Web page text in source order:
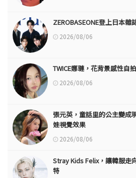
ZEROBASEONE登上日本
2026/08/06
TWICE娜璉，花背景感性自
2026/08/06
張元英，童話里的公主變
娃視覺效果
2026/08/06
Stray Kids Felix，讓韓服
特